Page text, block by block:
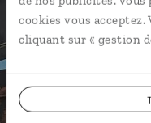
cookies vous
cliquant sur « gestion
Paroisse de